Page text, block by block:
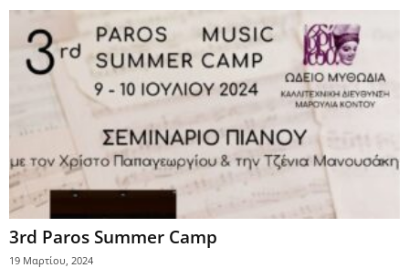
3rd Paros Summer Camp
19 Μαρτίου, 2024